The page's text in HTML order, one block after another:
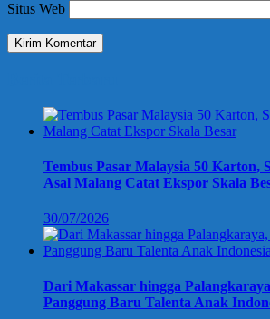
Situs Web
Tembus Pasar Malaysia 50 Karton,
Asal Malang Catat Ekspor Skala
30/07/2026
Dari Makassar hingga
Panggung Baru Talenta Anak